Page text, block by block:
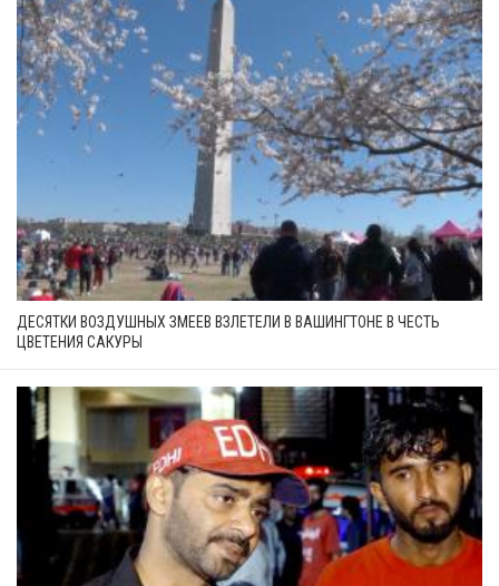
ДЕСЯТКИ ВОЗДУШНЫХ ЗМЕЕВ ВЗЛЕТЕЛИ В ВАШИНГТОНЕ В ЧЕСТЬ
ЦВЕТЕНИЯ САКУРЫ